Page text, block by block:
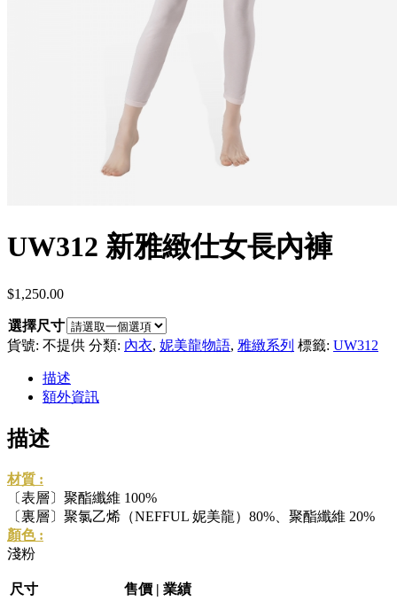
UW312 新雅緻仕女長內褲
$1,250.00
選擇尺寸
貨號: 不提供 分類: 內衣, 妮美龍物語, 雅緻系列 標籤: UW312
描述
額外資訊
描述
材質 :
〔表層〕聚酯纖維 100%
〔裏層〕聚氯乙烯（NEFFUL 妮美龍）80%、聚酯纖維 20%
顏色 :
淺粉
尺寸
售價 | 業績